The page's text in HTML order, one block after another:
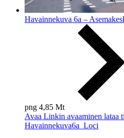
Havainnekuva 6a –
png 4,85 Mt
Avaa Linkin avaaminen lataa
Havainnekuva6a_Loci